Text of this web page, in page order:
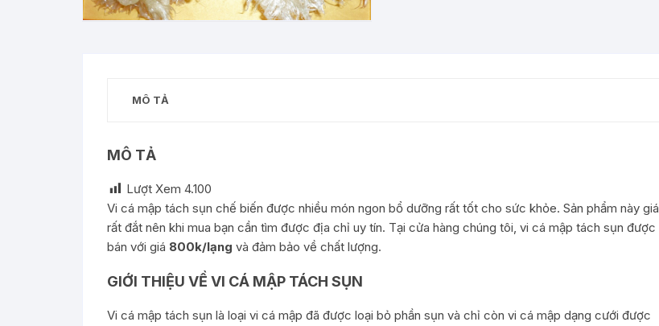
MÔ TẢ
MÔ TẢ
Lượt Xem 4.100
Vi cá mập tách sụn chế biến được nhiều món ngon bổ dưỡng rất tốt cho sức khỏe. Sản phẩm này giá
rất đắt nên khi mua bạn cần tìm được địa chỉ uy tín. Tại cửa hàng chúng tôi, vi cá mập tách sụn được
bán với giá 800k/lạng và đảm bảo về chất lượng.
GIỚI THIỆU VỀ VI CÁ MẬP TÁCH SỤN
Vi cá mập tách sụn là loại vi cá mập đã được loại bỏ phần sụn và chỉ còn vi cá mập dạng cưới được